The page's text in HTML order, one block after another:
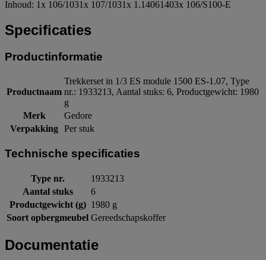
Inhoud: 1x 106/1031x 107/1031x 1.14061403x 106/S100-E
Specificaties
Productinformatie
Productnaam
Trekkerset in 1/3 ES module 1500 ES-1.07, Type
nr.: 1933213, Aantal stuks: 6, Productgewicht: 1980
g
Merk
Gedore
Verpakking Per stuk
Technische specificaties
Type nr.
1933213
Aantal stuks
6
Productgewicht (g) 1980 g
Soort opbergmeubel Gereedschapskoffer
Documentatie